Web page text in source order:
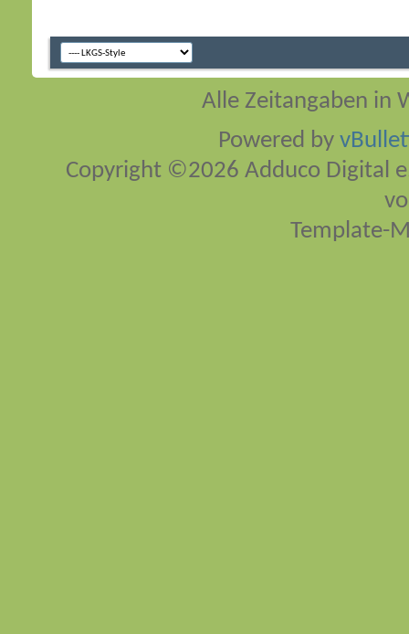
Alle Zeitangaben in
Powered by
Copyright ©2026 Adduco Digital
Template-